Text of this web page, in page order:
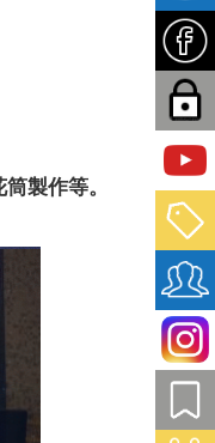
製作等。